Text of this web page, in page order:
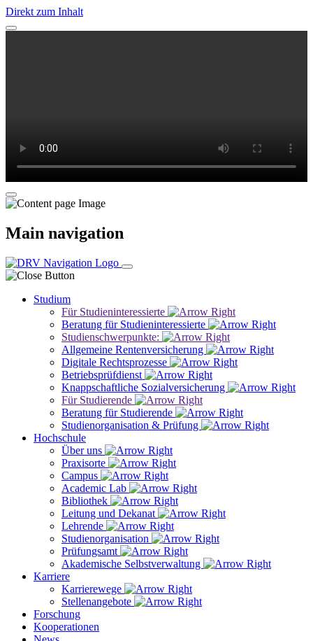
Direkt zum Inhalt
Main navigation
Studium
Für Studieninteressierte
Beratung für Studieninteressierte
Studienschwerpunkte:
Allgemeine Rentenversicherung
Digitale Rechtsprozesse
Betriebsprüfdienst
Knappschaftliche Sozialversicherung
Für Studierende
Beratung für Studierende
Studienorganisation & Prüfung
Hochschule
Über uns
Praxisorte
Campus
Academic Lab
Bibliothek
Leitung und Dekanat
Lehrende
Studienorganisation
Prüfungsamt
Akademische Selbstverwaltung
Karriere
Karrierewege
Stellenangebote
Forschung
Kooperationen